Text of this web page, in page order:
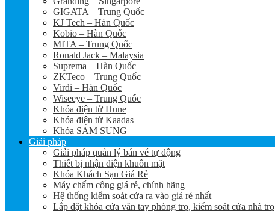
GIGATA – Trung Quốc
KJ Tech – Hàn Quốc
Kobio – Hàn Quốc
MITA – Trung Quốc
Ronald Jack – Malaysia
Suprema – Hàn Quốc
ZKTeco – Trung Quốc
Virdi – Hàn Quốc
Wiseeye – Trung Quốc
Khóa điện tử Hune
Khóa điện tử Kaadas
Khóa SAM SUNG
Giải pháp
Giải pháp quản lý bán vé tự động
Thiết bị nhận diện khuôn mặt
Khóa Khách Sạn Giá Rẻ
Máy chấm công giá rẻ, chính hãng
Hệ thống kiểm soát cửa ra vào giá rẻ nhất
Lắp đặt khóa cửa vân tay phòng trọ, kiểm soát cửa nhà trọ